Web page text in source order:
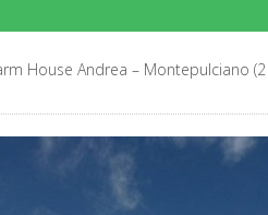
House Andrea – Montepulciano